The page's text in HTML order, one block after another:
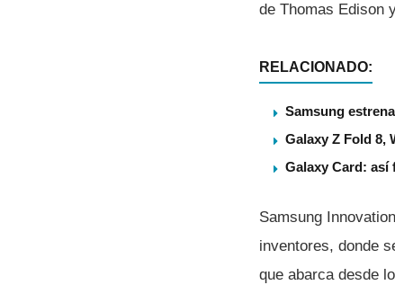
de Thomas Edison
RELACIONADO:
Samsung
Galaxy Z Fold 8,
Galaxy Card: así
Samsung
inventores, donde
que abarca desde